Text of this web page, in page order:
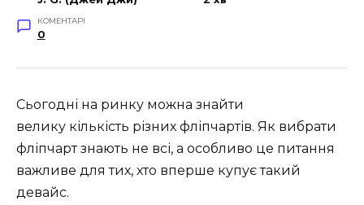
КОМЕНТАРІ
0
Сьогодні на ринку можна знайти ​​
велику кількість різних фліпчартів. Як вибрати
фліпчарт знають не всі, а особливо це питання
важливе для тих, хто вперше купує такий
девайс.